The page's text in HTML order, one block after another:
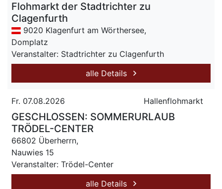
Flohmarkt der Stadtrichter zu
Clagenfurth
9020 Klagenfurt am Wörthersee,
Domplatz
Veranstalter: Stadtrichter zu Clagenfurth
alle Details
Fr. 07.08.2026 Hallenflohmarkt
GESCHLOSSEN: SOMMERURLAUB
TRÖDEL-CENTER
66802 Überherrn,
Nauwies 15
Veranstalter: Trödel-Center
alle Details